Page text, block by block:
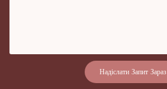
Надіслати Запит Зараз